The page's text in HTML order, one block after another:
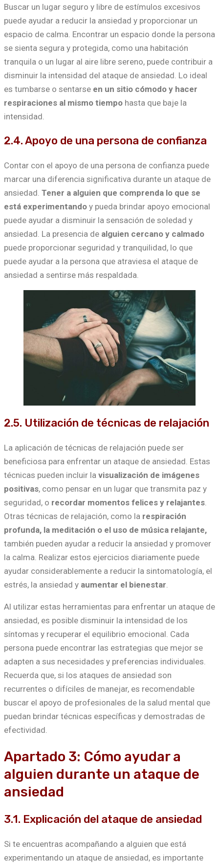
Buscar un lugar seguro y libre de estímulos excesivos
puede ayudar a reducir la ansiedad y proporcionar un
espacio de calma. Encontrar un espacio donde la persona
se sienta segura y protegida, como una habitación
tranquila o un lugar al aire libre sereno, puede contribuir a
disminuir la intensidad del ataque de ansiedad. Lo ideal
es tumbarse o sentarse en un sitio cómodo y hacer
respiraciones al mismo tiempo hasta que baje la
intensidad.
2.4. Apoyo de una persona de confianza
Contar con el apoyo de una persona de confianza puede
marcar una diferencia significativa durante un ataque de
ansiedad. Tener a alguien que comprenda lo que se
está experimentando y pueda brindar apoyo emocional
puede ayudar a disminuir la sensación de soledad y
ansiedad. La presencia de alguien cercano y calmado
puede proporcionar seguridad y tranquilidad, lo que
puede ayudar a la persona que atraviesa el ataque de
ansiedad a sentirse más respaldada.
2.5. Utilización de técnicas de relajación
La aplicación de técnicas de relajación puede ser
beneficiosa para enfrentar un ataque de ansiedad. Estas
técnicas pueden incluir la visualización de imágenes
positivas, como pensar en un lugar que transmita paz y
seguridad, o recordar momentos felices y relajantes.
Otras técnicas de relajación, como la respiración
profunda, la meditación o el uso de música relajante,
también pueden ayudar a reducir la ansiedad y promover
la calma. Realizar estos ejercicios diariamente puede
ayudar considerablemente a reducir la sintomatología, el
estrés, la ansiedad y aumentar el bienestar.
Al utilizar estas herramientas para enfrentar un ataque de
ansiedad, es posible disminuir la intensidad de los
síntomas y recuperar el equilibrio emocional. Cada
persona puede encontrar las estrategias que mejor se
adapten a sus necesidades y preferencias individuales.
Recuerda que, si los ataques de ansiedad son
recurrentes o difíciles de manejar, es recomendable
buscar el apoyo de profesionales de la salud mental que
puedan brindar técnicas específicas y demostradas de
efectividad.
Apartado 3: Cómo ayudar a
alguien durante un ataque de
ansiedad
3.1. Explicación del ataque de ansiedad
Si te encuentras acompañando a alguien que está
experimentando un ataque de ansiedad, es importante